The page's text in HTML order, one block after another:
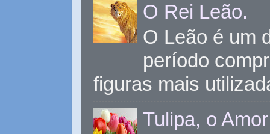
O Rei Leão.
O Leão é um
período
figuras mais
Tulipa, o